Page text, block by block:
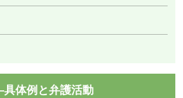
体例と弁護活動